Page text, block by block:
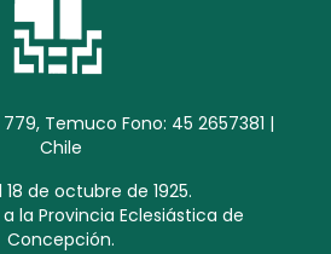
Temuco Fono: 45 2657381 |
Chile
18 de octubre de 1925.
la Provincia Eclesiástica de
Concepción.